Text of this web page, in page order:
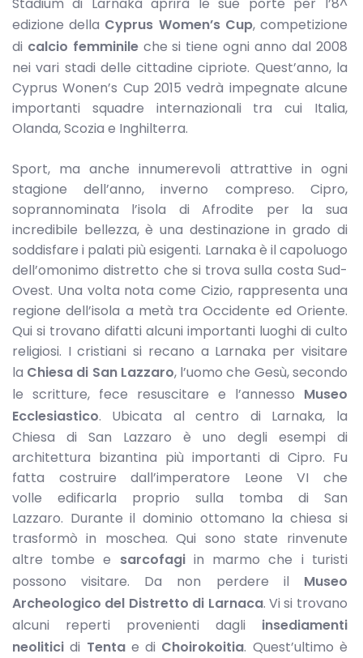
edizione della Cyprus Women’s Cup, competizione
di calcio femminileche si tiene ogni anno dal 2008
nei vari stadi delle cittadine cipriote. Quest’anno, la
Cyprus Wonen’s Cup 2015 vedrà impegnate alcune
importanti squadre internazionali tra cui Italia,
Olanda, Scozia e Inghilterra.
Sport, ma anche innumerevoli attrattive in ogni
stagione dell’anno, inverno compreso. Cipro,
soprannominata l’isola di Afrodite per la sua
incredibile bellezza, è una destinazione in grado di
soddisfare i palati più esigenti. Larnaka è il capoluogo
dell’omonimo distretto che si trova sulla costa Sud-
Ovest. Una volta nota come Cizio, rappresenta una
regione dell’isola a metà tra Occidente ed Oriente.
Qui si trovano difatti alcuni importanti luoghi di culto
religiosi. I cristiani si recano a Larnaka per visitare
la Chiesa di San Lazzaro, l’uomo che Gesù, secondo
le scritture, fece resuscitare e l’annesso Museo
Ecclesiastico. Ubicata al centro di Larnaka, la
Chiesa di San Lazzaro è uno degli esempi di
architettura bizantina più importanti di Cipro. Fu
fatta costruire dall’imperatore Leone VI che
volle edificarla proprio sulla tomba di San
Lazzaro. Durante il dominio ottomano la chiesa si
trasformò in moschea. Qui sono state rinvenute
altre tombe e sarcofagiin marmo che i turisti
possono visitare. Da non perdere il Museo
Archeologico del Distretto di Larnaca. Vi si trovano
alcuni reperti provenienti dagli insediamenti
neolitici di Tentae di Choirokoitia. Quest’ultimo è